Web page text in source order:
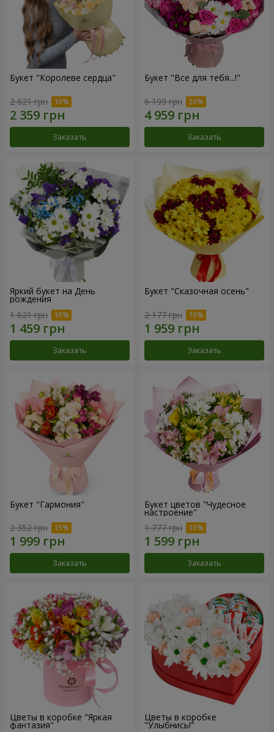
Букет "Королеве сердца"
2 621 грн
Заказать
Букет "Все для тебя...!"
6 199 грн
Заказать
Яркий букет на День
рождения
1 621 грн
Заказать
Букет "Сказочная осень"
2 177 грн
Заказать
Букет "Гармония"
2 352 грн
Заказать
Букет цветов "Чудесное
настроение"
1 777 грн
Заказать
Цветы в коробке "Яркая
фантазия"
Цветы в коробке
"Улыбнись!"